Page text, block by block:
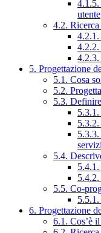
4.1.5.
utente
4.2. Ricerca
4.2.1.
4.2.3.
5. Progettazione
5.1. Cosa
5.2.
5.3.
5.4.
5.4.1.
5.5. Co-
6. Progettazione
6.1. Cos’è